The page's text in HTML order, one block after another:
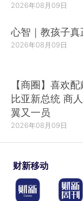
2026年08月09日
心智｜教孩子真
2026年08月09日
【商圈】喜欢
比亚新总统 商
翼又一员
2026年08月09日
财新移动